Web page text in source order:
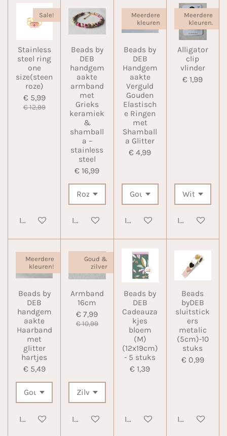
Sale!
Stainless
steel ring
one
size(steen
roze)
€ 5,99
€ 12,99
In winkelwagen
Beads by
DEB
handgem
aakte
armband
met
Grieks
keramiek
&
shamball
a –
stainless
steel
€ 16,99
In winkelwagen
Meerdere
kleuren
Beads by
DEB
Handgem
aakte
Verguld
Gouden
Elastisch
e Ringen
met
Shamball
a Glitter
€ 4,99
In winkelwagen
Meerdere
kleuren.
Alligator
clip
vlinder
€ 1,99
In
Meerdere
kleuren!
Beads by
DEB
handgem
aakte
Haarband
met
glitter
hartjes
€ 5,49
In winkelwagen
Goud &
zilver
Armband
16cm
€ 7,99
€ 10,99
In winkelwagen
Beads by
DEB
Cadeauza
kjes
bloem
(M)
(12x19cm)
- 5 stuks
€ 1,39
In winkelwagen
Beads
byDEB
sluitstick
ers
metalic
(5cm)-10
stuks
€ 0,99
In